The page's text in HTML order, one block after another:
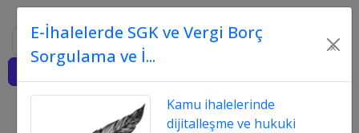
Ara
E-İhalelerde SGK ve Vergi Borç
Sorgulama ve İ...
×
Kamu ihalelerinde
dijitalleşme ve hukuki